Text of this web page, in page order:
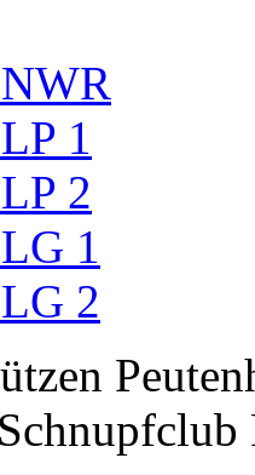
1
2
1
2
Schnupfclub